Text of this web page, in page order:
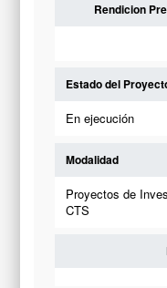
Rendicion
Estado del
En ejecución
Modalidad
Proyectos de
CTS